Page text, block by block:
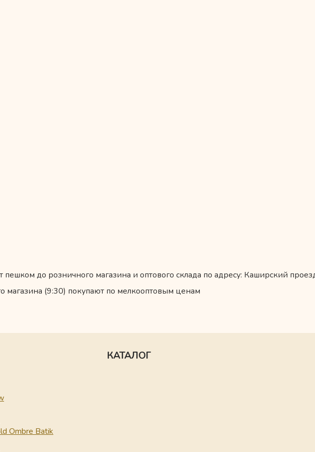
до розничного магазина и оптового склада по адресу: Каширский
(9:30) покупают по мелкооптовым ценам
КАТАЛОГ
Ombre Batik